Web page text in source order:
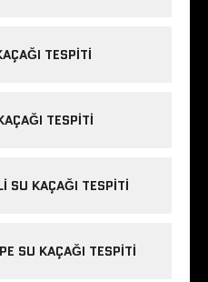
TESPITI
TESPITI
SU KAÇAĞI TESPITI
SU KAÇAĞI TESPITI